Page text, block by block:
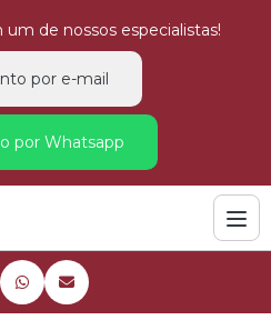
de nossos especialistas!
por e-mail
por Whatsapp